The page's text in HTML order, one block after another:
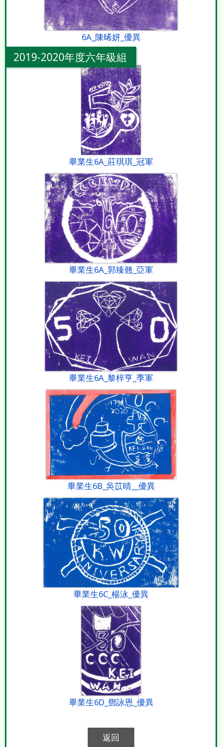
6A_陳晞妍_優異
2019-2020年度六年級組
畢業生6A_莊琪琪_冠軍
畢業生6A_郭臻翹_亞軍
畢業生6A_黎梓亨_季軍
畢業生6B_吳苡晴__優異
畢業生6C_楊泳_優異
畢業生6D_鄧詠恩_優異
返回